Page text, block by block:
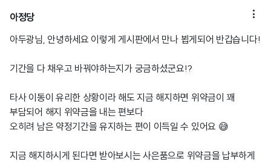
아정당 
아두광님, 안녕하세요 이렇게 게시판에서 만나 뵙게되어 반갑습니다!
기간을 다 채우고 바꿔야하는지가 궁금하셨군요!?
타사 이동이 유리한 상황이라 해도 지금 해지하면 위약금이 꽤
부담되어 해지 위약금을 내는 편보다
오히려 남은 약정기간을 유지하는 편이 이득일 수 있어요 😅
지금 해지하시게 된다면 받아보시는 사은품으로 위약금을 납부하게